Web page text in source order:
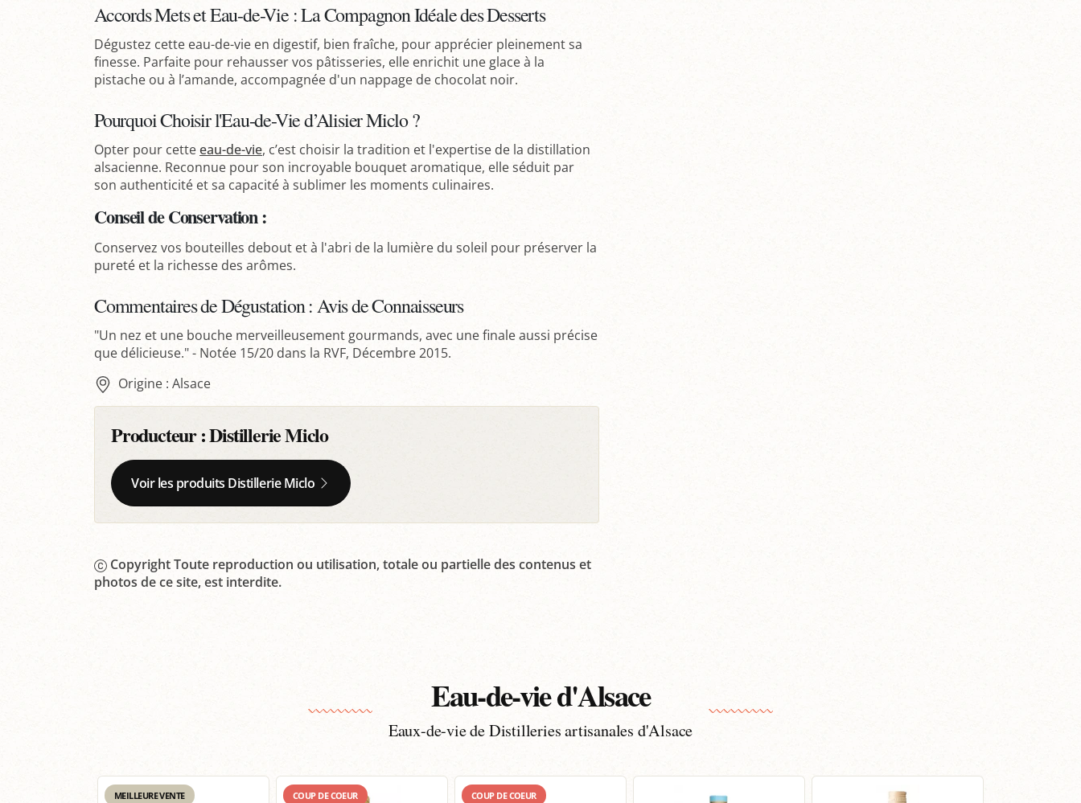
Accords Mets et Eau-de-Vie : La Compagnon Idéale des Desserts
Dégustez cette eau-de-vie en digestif, bien fraîche, pour apprécier pleinement sa
finesse. Parfaite pour rehausser vos pâtisseries, elle enrichit une glace à la
pistache ou à l’amande, accompagnée d'un nappage de chocolat noir.
Pourquoi Choisir l'Eau-de-Vie d’Alisier Miclo ?
Opter pour cetteeau-de-vie, c’est choisir la tradition et l'expertise de la distillation
alsacienne. Reconnue pour son incroyable bouquet aromatique, elle séduit par
son authenticité et sa capacité à sublimer les moments culinaires.
Conseil de Conservation :
Conservez vos bouteilles debout et à l'abri de la lumière du soleil pour préserver la
pureté et la richesse des arômes.
Commentaires de Dégustation : Avis de Connaisseurs
"Un nez et une bouche merveilleusement gourmands, avec une finale aussi précise
que délicieuse." - Notée 15/20 dans la RVF, Décembre 2015.
Origine : Alsace
Producteur :Distillerie Miclo
Voir les produits Distillerie Miclo
Copyright Toute reproduction ou utilisation, totale ou partielle des contenus et
photos de ce site, est interdite.
Eau-de-vie d'Alsace
Eaux-de-vie de Distilleries artisanales d'Alsace
MEILLEURE VENTE COUP DE COEUR COUP DE COEUR